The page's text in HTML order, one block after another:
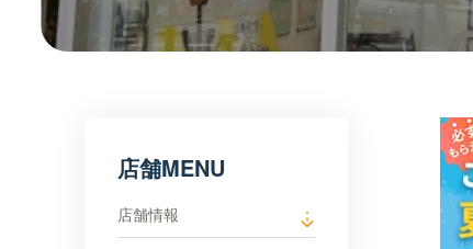
店舗MENU
店舗情報